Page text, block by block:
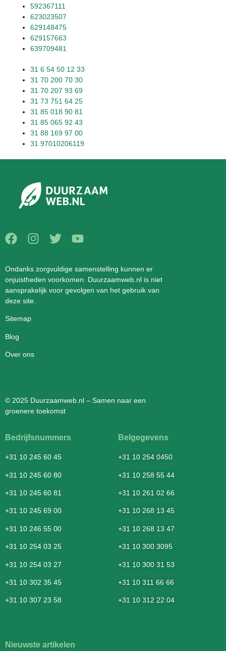
592367111
623023507
629148475
629157663
639709481
31 6 54 50 12 33
31 70 200 70 30
31 70 207 93 69
31 73 751 64 25
31 85 018 90 81
31 85 065 92 43
31 88 169 97 00
31 97010206119
Ondanks zorgvuldige samenstelling kunnen er
onjuistheden voorkomen. Duurzaamweb.nl is niet
aansprakelijk voor gevolgen van het gebruik van
deze site.
Sitemap
Blog
Over ons
© 2025 Duurzaamweb.nl – Samen naar een
groenere toekomst
Bedrijfsnummers
+31 10 245 60 45
+31 10 245 60 80
+31 10 245 60 81
+31 10 245 69 00
+31 10 246 55 00
+31 10 254 03 25
+31 10 254 03 27
+31 10 302 35 45
+31 10 307 23 58
Belgegevens
+31 10 254 0450
+31 10 258 55 44
+31 10 261 02 66
+31 10 268 13 45
+31 10 268 13 47
+31 10 300 3095
+31 10 300 31 53
+31 10 311 66 66
+31 10 312 22 04
Nieuwste artikelen